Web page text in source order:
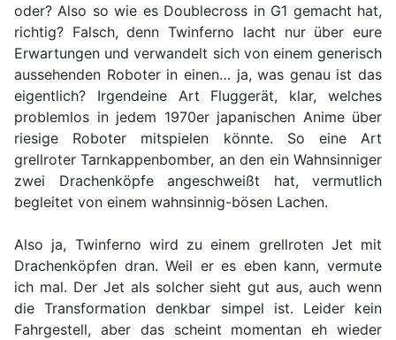
oder? Also so wie es Doublecross in G1 gemacht hat,
richtig? Falsch, denn Twinferno lacht nur über eure
Erwartungen und verwandelt sich von einem generisch
aussehenden Roboter in einen… ja, was genau ist das
eigentlich? Irgendeine Art Fluggerät, klar, welches
problemlos in jedem 1970er japanischen Anime über
riesige Roboter mitspielen könnte. So eine Art
grellroter Tarnkappenbomber, an den ein Wahnsinniger
zwei Drachenköpfe angeschweißt hat, vermutlich
begleitet von einem wahnsinnig-bösen Lachen.
Also ja, Twinferno wird zu einem grellroten Jet mit
Drachenköpfen dran. Weil er es eben kann, vermute
ich mal. Der Jet als solcher sieht gut aus, auch wenn
die Transformation denkbar simpel ist. Leider kein
Fahrgestell, aber das scheint momentan eh wieder